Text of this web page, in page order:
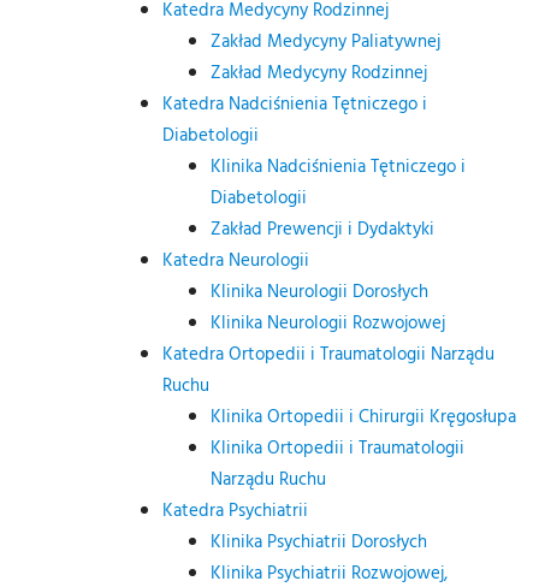
Katedra Medycyny Rodzinnej
Zakład Medycyny Paliatywnej
Zakład Medycyny Rodzinnej
Katedra Nadciśnienia Tętniczego i
Diabetologii
Klinika Nadciśnienia Tętniczego i
Diabetologii
Zakład Prewencji i Dydaktyki
Katedra Neurologii
Klinika Neurologii Dorosłych
Klinika Neurologii Rozwojowej
Katedra Ortopedii i Traumatologii Narządu
Ruchu
Klinika Ortopedii i Chirurgii Kręgosłupa
Klinika Ortopedii i Traumatologii
Narządu Ruchu
Katedra Psychiatrii
Klinika Psychiatrii Dorosłych
Klinika Psychiatrii Rozwojowej,